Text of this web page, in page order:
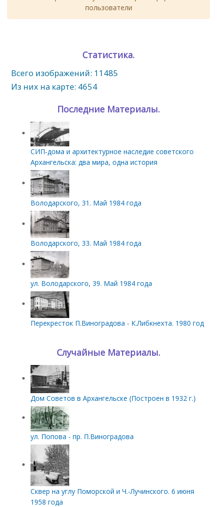
пользователи
Статистика.
Всего изображений: 11485
Из них на карте: 4654
Последние Материалы.
СИП‑дома и архитектурное наследие советского
Архангельска: два мира, одна история
Володарского, 31. Май 1984 года
Володарского, 33. Май 1984 года
ул. Володарского, 39. Май 1984 года
Перекресток П.Виноградова - К.Либкнехта. 1980 год
Случайные Материалы.
Дом Советов в Архангельске (Построен в 1932 г.)
ул. Попова - пр. П.Виноградова
Сквер на углу Поморской и Ч.-Лучинского. 6 июня
1958 года